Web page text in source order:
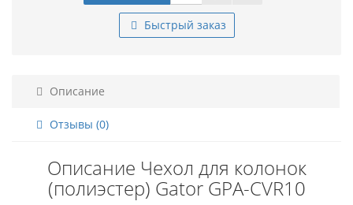
Быстрый заказ
Описание
Отзывы (0)
Описание Чехол для колонок
(полиэстер) Gator GPA-CVR10